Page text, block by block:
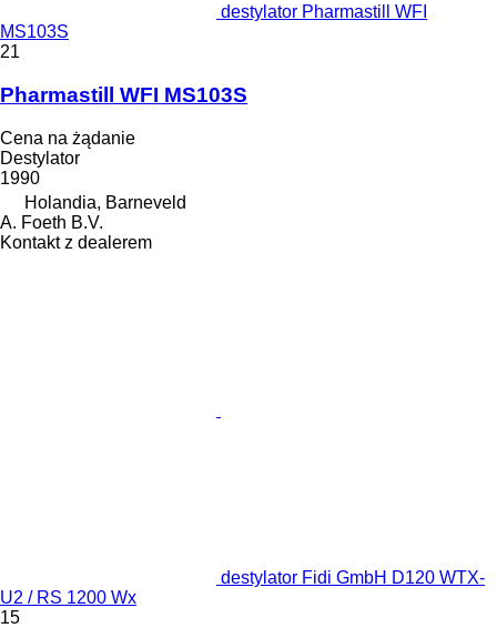
destylator Pharmastill WFI
MS103S
21
Pharmastill WFI MS103S
Cena na żądanie
Destylator
1990
Holandia, Barneveld
A. Foeth B.V.
Kontakt z dealerem
destylator Fidi GmbH D120 WTX-
U2 / RS 1200 Wx
15